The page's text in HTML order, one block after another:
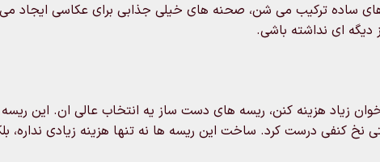
ساده ترکیب می شن، صحنه های خیلی جذابی برای عکاسی ایجاد
دیگه ای نداشته باشی.
زیاد هزینه کنن، ریسه های دست ساز یه انتخاب عالی ان. این
کنفی درست کرد. ساخت این ریسه ها نه تنها هزینه زیادی نداره،